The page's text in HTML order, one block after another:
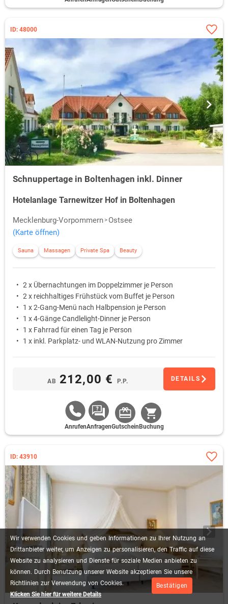
Wir verwenden Cookies und geben Informationen zu Ihrer Nutzung an
Drittanbieter weiter, um Anzeigen zu personalisieren, den Traffic auf diese
Website zu analysieren und Dienste für soziale Medien anbieten zu
können. Durch Benutzung unserer Website akzeptieren Sie unsere
Richtlinien zur Verwendung von Cookies.
Klicken Sie hier für weitere Details
Bestätigen
ID: 48000
Schnuppertage in Boltenhagen inkl. Dinner
Hotelanlage Tarnewitzer Hof in Boltenhagen
Mecklenburg-Vorpommern
Ostsee
(Karte öffnen)
Sauna Massagen Private Spa Beauty
2 x Übernachtungen im Doppelzimmer je Person
2 x reichhaltiges Frühstück vom Buffet je Person
1 x 2-Gang-Menü nach Halbpension je Person
1 x 4-Gänge Candlelight-Dinner je Person
1 x Fahrrad für einen Tag je Person
1 x inkl. Parkplatz- und WLAN-Nutzung pro Zimmer
AB 212,00 € P.P. DETAILS
AnrufenAnfragenGutschein Buchung
ID: 43910